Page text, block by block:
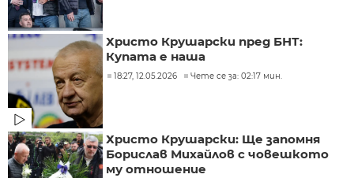
Христо Крушарски пред БНТ:
Купата е наша
18:27, 12.05.2026 Чете се за: 02:17 мин.
Христо Крушарски: Ще запомня
Борислав Михайлов с човешкото
му отношение